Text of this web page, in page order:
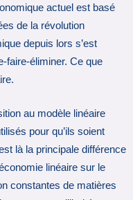
actuel est basé
de la révolution
depuis lors s’est
faire-éliminer. Ce que
au modèle linéaire
pour qu’ils soient
là la principale différence
linéaire sur le
constantes de matières